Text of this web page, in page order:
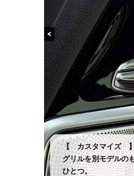
<
【 カスタマイズ 】
グリルを別モデルの
ひとつ。